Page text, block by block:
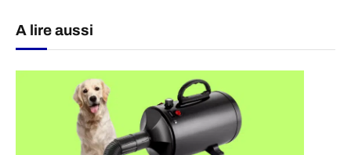
A lire aussi